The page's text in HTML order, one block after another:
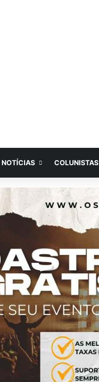
NOTÍCIAS COLUNISTAS